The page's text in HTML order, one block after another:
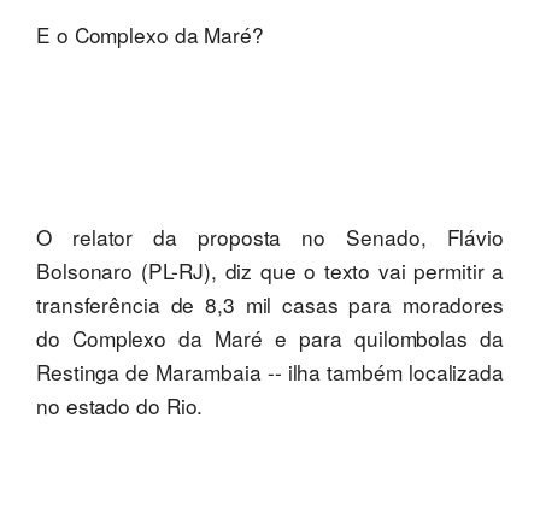
E o Complexo da Maré?
O relator da proposta no Senado, Flávio
Bolsonaro (PL-RJ), diz que o texto vai permitir a
transferência de 8,3 mil casas para moradores
do Complexo da Maré e para quilombolas da
Restinga de Marambaia -- ilha também localizada
no estado do Rio.